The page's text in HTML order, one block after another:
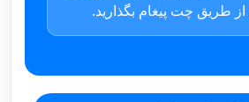
طریق چت پیغام بگذارید.